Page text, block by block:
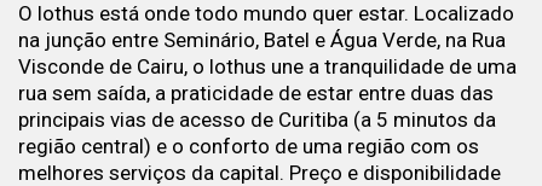
O lothus está onde todo mundo quer estar. Localizado
na junção entre Seminário, Batel e Água Verde, na Rua
Visconde de Cairu, o lothus une a tranquilidade de uma
rua sem saída, a praticidade de estar entre duas das
principais vias de acesso de Curitiba (a 5 minutos da
região central) e o conforto de uma região com os
melhores serviços da capital. Preço e disponibilidade